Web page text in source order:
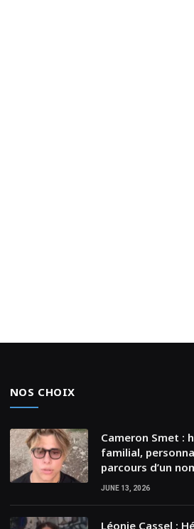
NOS CHOIX
Cameron Smet :
familial,
parcours d’un
JUNE 13, 2026
Léonie Cassel :